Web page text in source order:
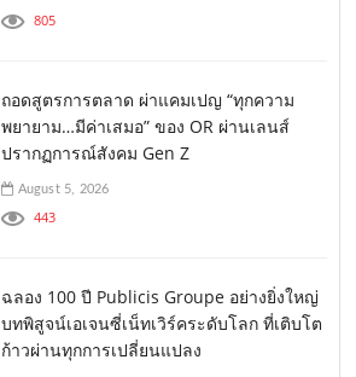
805
ถอดสูตรการตลาด ผ่าแคมเปญ “ทุกความ
พยายาม…มีค่าเสมอ” ของ OR ผ่านเลนส์
ปรากฏการณ์สังคม Gen Z
August 5, 2026
443
ฉลอง 100 ปี Publicis Groupe อย่างยิ่งใหญ่
บทพิสูจน์เอเจนซี่เน็ทเวิร์คระดับโลก ที่เติบโต
ก้าวผ่านทุกการเปลี่ยนแปลง